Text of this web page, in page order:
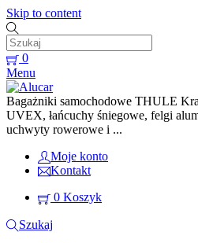
Skip to content
0
Menu
Bagażniki samochodowe THULE
UVEX, łańcuchy śniegowe, felgi
uchwyty rowerowe i ...
Moje konto
Kontakt
0 Koszyk
Szukaj